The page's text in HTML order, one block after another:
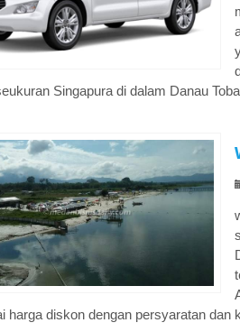
Singapura di dalam Danau
harga diskon dengan persyaratan dan